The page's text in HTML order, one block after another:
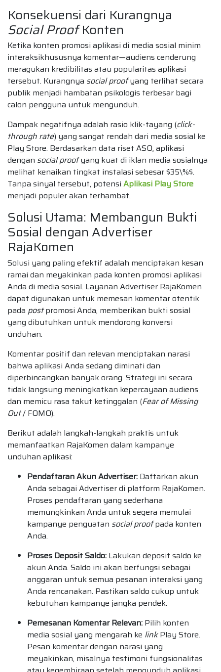
Konsekuensi dari Kurangnya
Social ProofKonten
Ketika konten promosi aplikasi di media sosial minim
interaksikhususnya komentar—audiens cenderung
meragukan kredibilitas atau popularitas aplikasi
tersebut. Kurangnya social proofyang terlihat secara
publik menjadi hambatan psikologis terbesar bagi
calon pengguna untuk mengunduh.
Dampak negatifnya adalah rasio klik-tayang (click-
through rate) yang sangat rendah dari media sosial ke
Play Store. Berdasarkan data riset ASO, aplikasi
dengan social proofyang kuat di iklan media sosialnya
melihat kenaikan tingkat instalasi sebesar $35\%$.
Tanpa sinyal tersebut, potensi Aplikasi Play Store
menjadi populer akan terhambat.
Solusi Utama: Membangun Bukti
Sosial dengan Advertiser
RajaKomen
Solusi yang paling efektif adalah menciptakan kesan
ramai dan meyakinkan pada konten promosi aplikasi
Anda di media sosial. Layanan Advertiser RajaKomen
dapat digunakan untuk memesan komentar otentik
pada postpromosi Anda, memberikan bukti sosial
yang dibutuhkan untuk mendorong konversi
unduhan.
Komentar positif dan relevan menciptakan narasi
bahwa aplikasi Anda sedang diminati dan
diperbincangkan banyak orang. Strategi ini secara
tidak langsung meningkatkan kepercayaan audiens
dan memicu rasa takut ketinggalan (Fear of Missing
Out/ FOMO).
Berikut adalah langkah-langkah praktis untuk
memanfaatkan RajaKomen dalam kampanye
unduhan aplikasi:
Pendaftaran Akun Advertiser: Daftarkan akun
Anda sebagai Advertiser di platform RajaKomen.
Proses pendaftaran yang sederhana
memungkinkan Anda untuk segera memulai
kampanye penguatan social proofpada konten
Anda.
Proses Deposit Saldo: Lakukan deposit saldo ke
akun Anda. Saldo ini akan berfungsi sebagai
anggaran untuk semua pesanan interaksi yang
Anda rencanakan. Pastikan saldo cukup untuk
kebutuhan kampanye jangka pendek.
Pemesanan Komentar Relevan: Pilih konten
media sosial yang mengarah ke linkPlay Store.
Pesan komentar dengan narasi yang
meyakinkan, misalnya testimoni fungsionalitas